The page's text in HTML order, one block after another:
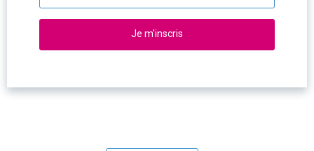
Je m'inscris